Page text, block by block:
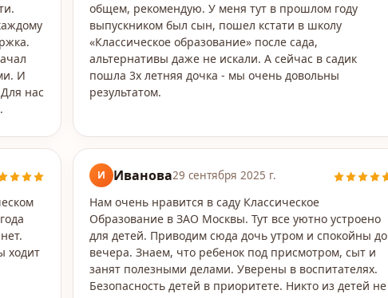
И
нас
общем, рекомендую. У меня тут в прошлом году
выпускником был сын, пошел кстати в школу
«Классическое образование» после сада,
альтернативы даже не искали. А сейчас в садик
пошла 3х летняя дочка - мы очень довольны
результатом.
ходит
И Иванова29 сентября 2025 г.
Нам очень нравится в саду Классическое
Образование в ЗАО Москвы. Тут все уютно устроено
для детей. Приводим сюда дочь утром и спокойны до
вечера. Знаем, что ребенок под присмотром, сыт и
занят полезными делами. Уверены в воспитателях.
Безопасность детей в приоритете. Никто из детей не